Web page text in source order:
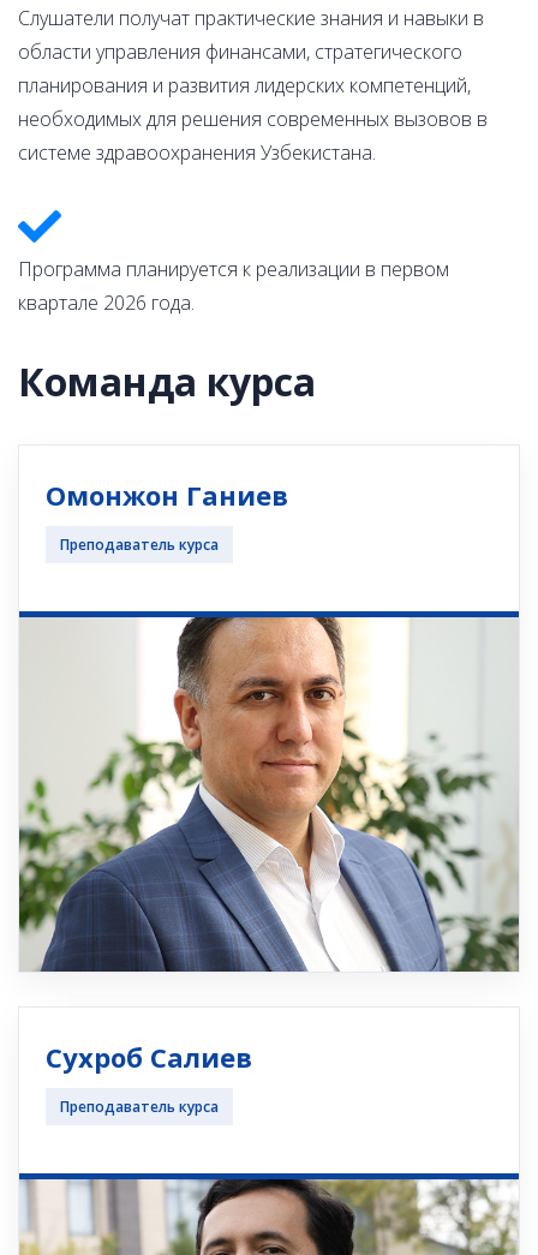
Слушатели получат практические знания и навыки в
области управления финансами, стратегического
планирования и развития лидерских компетенций,
необходимых для решения современных вызовов в
системе здравоохранения Узбекистана.
Программа планируется к реализации в первом
квартале 2026 года.
Команда курса
Омонжон Ганиев
Преподаватель курса
Сухроб Салиев
Преподаватель курса